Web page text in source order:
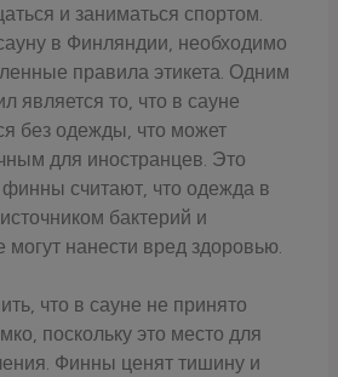
и заниматься спортом.
в Финляндии, необходимо
правила этикета. Одним
является то, что в сауне
без одежды, что может
для иностранцев. Это
финны считают, что одежда в
бактерий и
нанести вред здоровью.
что в сауне не принято
поскольку это место для
Финны ценят тишину и